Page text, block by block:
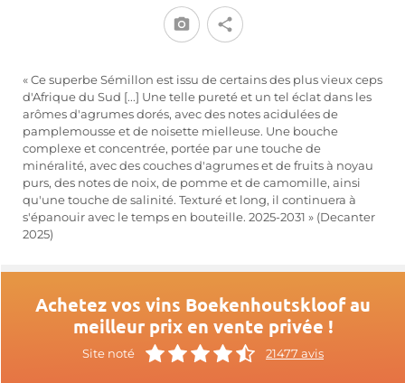
« Ce superbe Sémillon est issu de certains des plus vieux ceps
d'Afrique du Sud [...] Une telle pureté et un tel éclat dans les
arômes d'agrumes dorés, avec des notes acidulées de
pamplemousse et de noisette mielleuse. Une bouche
complexe et concentrée, portée par une touche de
minéralité, avec des couches d'agrumes et de fruits à noyau
purs, des notes de noix, de pomme et de camomille, ainsi
qu'une touche de salinité. Texturé et long, il continuera à
s'épanouir avec le temps en bouteille. 2025-2031 » (Decanter
2025)
Achetez vos vins Boekenhoutskloof au
meilleur prix en vente privée !
Site noté 21477 avis